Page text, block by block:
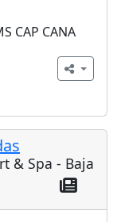
CAP CANA
& Spa - Baja